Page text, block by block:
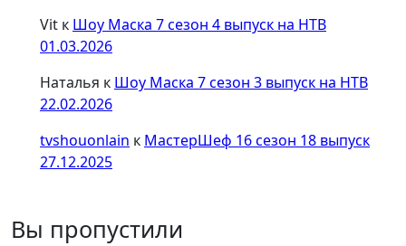
Vit к Шоу Маска 7 сезон 4 выпуск на НТВ
01.03.2026
Наталья к Шоу Маска 7 сезон 3 выпуск на НТВ
22.02.2026
tvshouonlain к МастерШеф 16 сезон 18 выпуск
27.12.2025
Вы пропустили